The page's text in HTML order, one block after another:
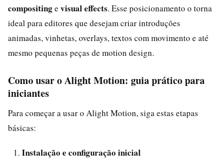
compositinge visual effects. Esse posicionamento o torna
ideal para editores que desejam criar introduções
animadas, vinhetas, overlays, textos com movimento e até
mesmo pequenas peças de motion design.
Como usar o Alight Motion: guia prático para
iniciantes
Para começar a usar o Alight Motion, siga estas etapas
básicas:
Instalação e configuração inicial